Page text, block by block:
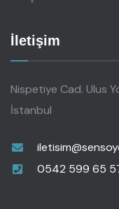
İletişim
Nispetiye Cad. Ulus
İstanbul
0542 599 65